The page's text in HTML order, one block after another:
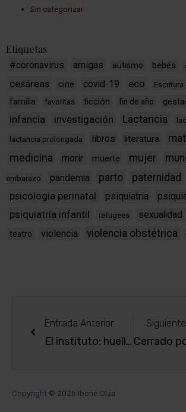
Sin categorizar
Etiquetas
#coronavirus amigas autismo bebés
cesáreas cine covid-19 eco Escritura
familia favoritas ficción fin de año
infancia investigación Lactancia
lactancia prolongada libros literatura
medicina morir muerte mujer
embarazo pandemia parto paternidad
psicologia perinatal
psiquiatria
psiquiatría infantil refugees sexualidad
teatro
violencia violencia obstétrica
Entrada Anterior
El instituto: huellas y semillas, de María Jesús Blázquez
Copyright © 2026 Ibone Olza